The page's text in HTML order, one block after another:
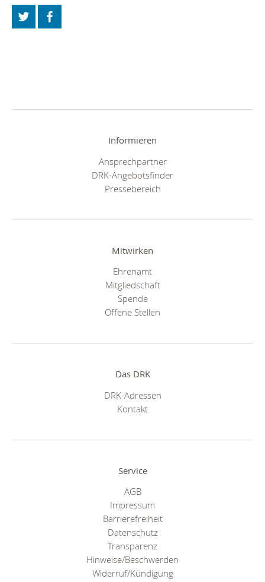
Informieren
Ansprechpartner
DRK-Angebotsfinder
Pressebereich
Mitwirken
Ehrenamt
Mitgliedschaft
Spende
Offene Stellen
Das DRK
DRK-Adressen
Kontakt
Service
AGB
Impressum
Barrierefreiheit
Datenschutz
Transparenz
Hinweise/Beschwerden
Widerruf/Kündigung